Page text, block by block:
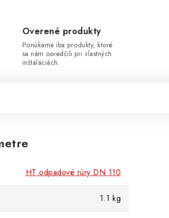
Overené produkty
Ponúkame iba produkty, ktoré
sa nám osvedčili pri vlastných
inštaláciách.
HT odpadové rúry DN 110
1.1 kg